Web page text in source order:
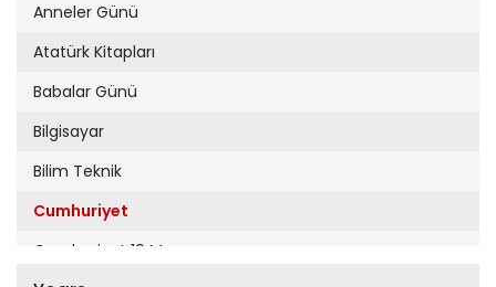
Anneler Günü
Atatürk Kitapları
Babalar Günü
Bilgisayar
Bilim Teknik
Cumhuriyet
Cumhuriyet 19 Mayıs